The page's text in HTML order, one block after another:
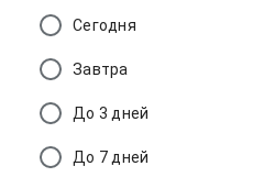
Сегодня
Завтра
До 3 дней
До 7 дней